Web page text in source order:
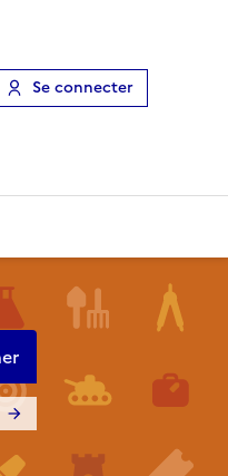
Se connecter